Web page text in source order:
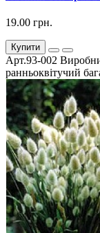
19.00 грн.
Купити
Арт.93-002
ранньоквітучий